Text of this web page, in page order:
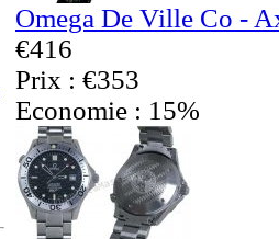
Omega De Ville Co -
€416
Prix : €353
Economie : 15%